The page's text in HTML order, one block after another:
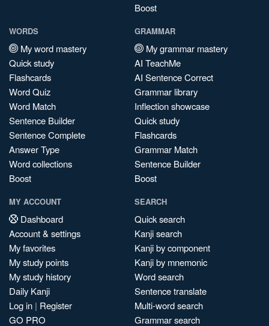
Boost
WORDS
My word mastery
Quick study
Flashcards
Word Quiz
Word Match
Sentence Builder
Sentence Complete
Answer Type
Word collections
Boost
GRAMMAR
My grammar mastery
AI TeachMe
AI Sentence Correct
Grammar library
Inflection showcase
Quick study
Flashcards
Grammar Match
Sentence Builder
Boost
MY ACCOUNT
Dashboard
Account & settings
My favorites
My study points
My study history
Daily Kanji
Log in | Register
GO PRO
SEARCH
Quick search
Kanji search
Kanji by component
Kanji by mnemonic
Word search
Sentence translate
Multi-word search
Grammar search